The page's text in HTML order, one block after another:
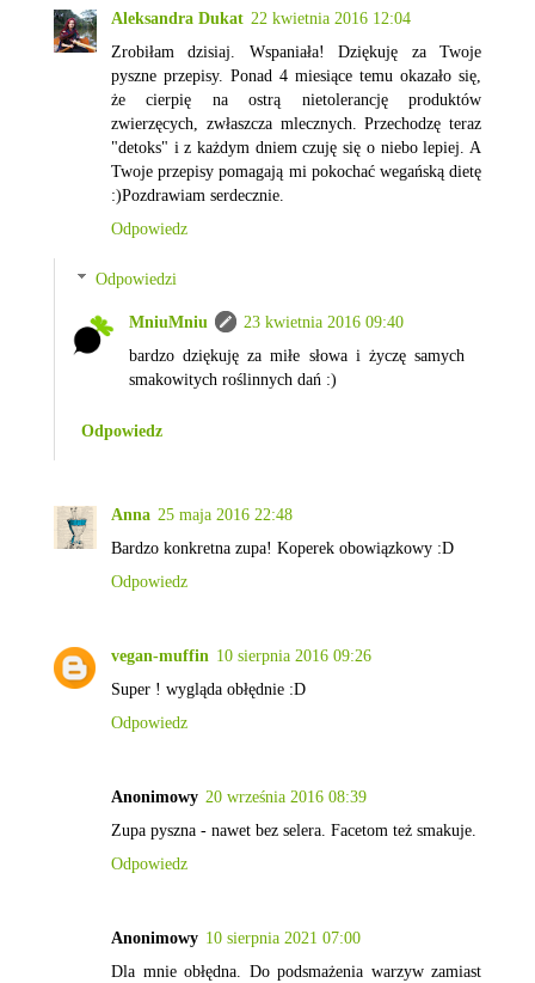
Aleksandra Dukat 22 kwietnia 2016 12:04
Zrobiłam dzisiaj. Wspaniała! Dziękuję za Twoje
pyszne przepisy. Ponad 4 miesiące temu okazało się,
że cierpię na ostrą nietolerancję produktów
zwierzęcych, zwłaszcza mlecznych. Przechodzę teraz
"detoks" i z każdym dniem czuję się o niebo lepiej. A
Twoje przepisy pomagają mi pokochać wegańską dietę
:)Pozdrawiam serdecznie.
Odpowiedz
Odpowiedzi
MniuMniu
23 kwietnia 2016 09:40
bardzo dziękuję za miłe słowa i życzę samych
smakowitych roślinnych dań :)
Odpowiedz
Anna 25 maja 2016 22:48
Bardzo konkretna zupa! Koperek obowiązkowy :D
Odpowiedz
vegan-muffin 10 sierpnia 2016 09:26
Super ! wygląda obłędnie :D
Odpowiedz
Anonimowy 20 września 2016 08:39
Zupa pyszna - nawet bez selera. Facetom też smakuje.
Odpowiedz
Anonimowy 10 sierpnia 2021 07:00
Dla mnie obłędna. Do podsmażenia warzyw zamiast